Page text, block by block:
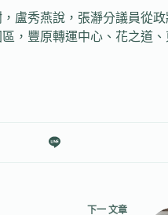
盧秀燕說，張瀞分議員從
，豐原轉運中心、花之道
下一 文章